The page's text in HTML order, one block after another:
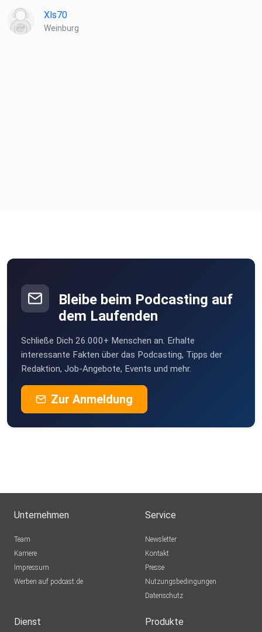
Xls70
Weinburg
Bleibe beim Podcasting auf
dem Laufenden
Schließe Dich 26.000+ Menschen an. Erhalte
interessante Fakten über das Podcasting, Tipps der
Redaktion, Job-Angebote, Events und mehr.
Zur Anmeldung
Unternehmen
Team
Karriere
Impressum
Werben auf podcast.de
Service
Newsletter
Kontakt
Presse
Nutzungsbedingungen
Datenschutz
Dienst Produkte